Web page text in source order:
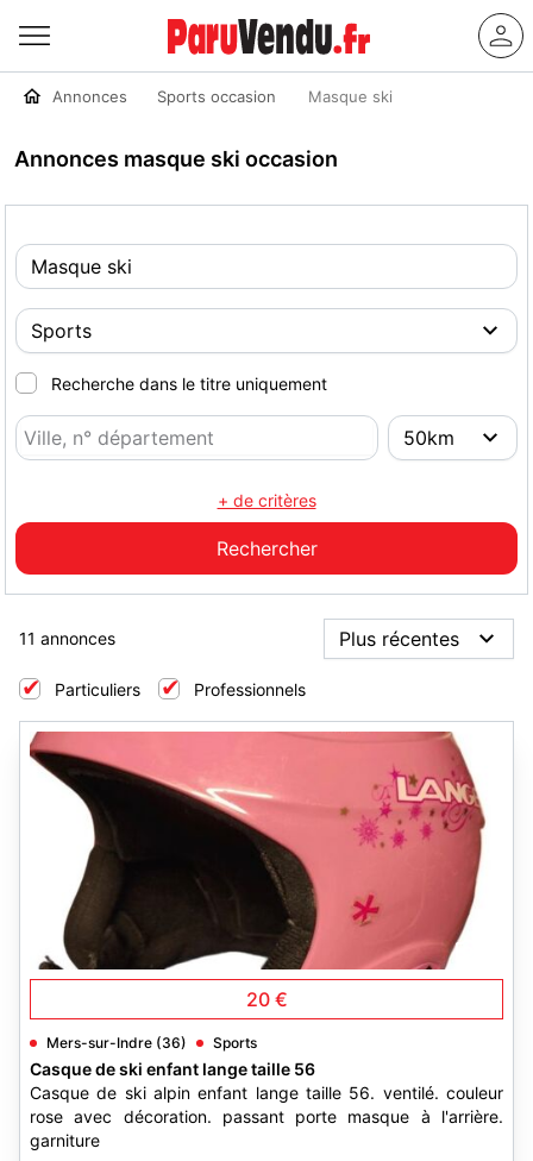
Annonces Sports occasion Masque ski
Annonces masque ski occasion
Recherche dans le titre uniquement
+ de critères
11 annonces
Particuliers Professionnels
20 €
Mers-sur-Indre (36) Sports
Casque de ski enfant lange taille 56
Casque de ski alpin enfant lange taille 56. ventilé. couleur
rose avec décoration. passant porte masque à l'arrière.
garniture